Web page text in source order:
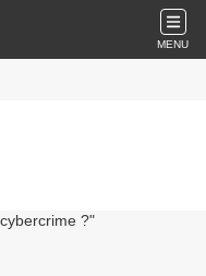
MENU